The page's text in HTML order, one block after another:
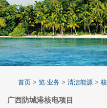
首页 > 览·业务 > 清洁能源 >
广西防城港核电项目